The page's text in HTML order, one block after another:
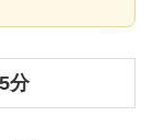
分